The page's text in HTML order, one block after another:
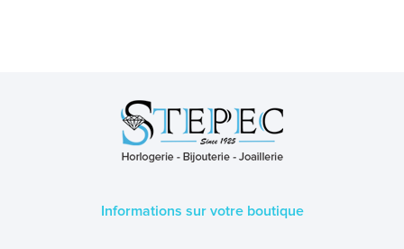
Informations sur votre boutique